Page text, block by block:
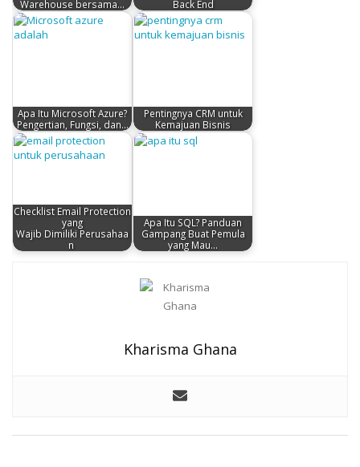
Warehouse bersama…
Back End
Apa Itu Microsoft Azure?
Pengertian, Fungsi, dan…
Pentingnya CRM untuk
Kemajuan Bisnis
Checklist Email Protection
yang
Wajib Dimiliki Perusahaa
n
Apa Itu SQL? Panduan
Gampang Buat Pemula
yang Mau…
Kharisma Ghana